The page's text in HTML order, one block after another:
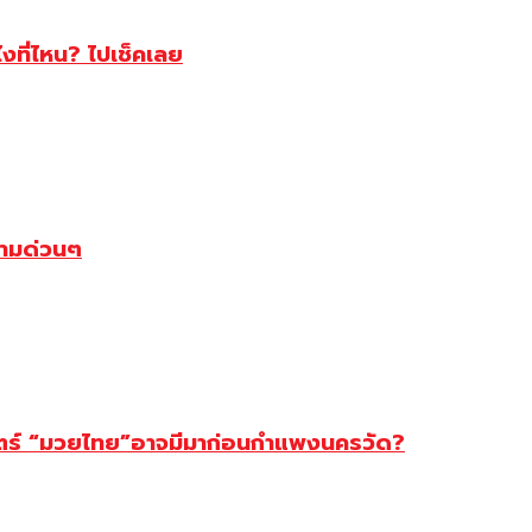
ที่ไหน? ไปเช็คเลย
มด่วนๆ
“มวยไทย”อาจมีมาก่อนกำแพงนครวัด?